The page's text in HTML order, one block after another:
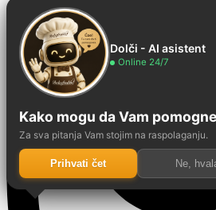
Dolči - AI asistent
Online 24/7
Kako mogu da Vam
Za sva pitanja Vam stojim na raspolaganju.
Prihvati čet Ne,